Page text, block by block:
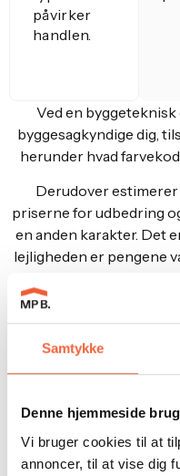
Samtykke
Denne hjemmeside
Vi bruger cookies til at
annoncer, til at vise dig
påvirker
handlen.
Ved en
byggesagkyndige dig,
herunder hvad
Derudover estimerer
priserne for udbedring
en anden karakter. Det
lejligheden er pengene
Se